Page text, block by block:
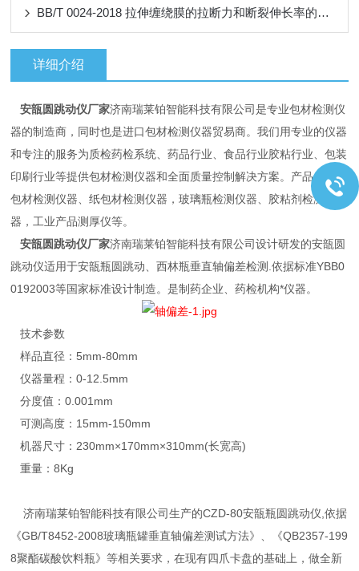
BB/T 0024-2018 拉伸缠绕膜的拉断力和断裂伸长率的测试方法
详细介绍
安瓿圆跳动仪厂家济南瑞莱铂智能科技有限公司是专业包材检测仪
器的制造商，同时也是进口包材检测仪器贸易商。我们用专业的仪器
和专注的服务为质检药检系统、药品行业、食品行业胶粘行业、包装
印刷行业等提供包材检测仪器和全面质量控制解决方案。产品包含药
包材检测仪器、纸包材检测仪器，玻璃瓶检测仪器、胶粘剂检测仪
器，工业产品测厚仪等。
安瓿圆跳动仪厂家济南瑞莱铂智能科技有限公司设计研发的安瓿圆
跳动仪适用于安瓿瓶圆跳动、西林瓶垂直轴偏差检测.依据标准YBB0
0192003等国家标准设计制造。是制药企业、药检机构*仪器。
技术参数
样品直径：5mm-80mm
仪器量程：0-12.5mm
分度值：0.001mm
可测高度：15mm-150mm
机器尺寸：230mm×170mm×310mm(长宽高)
重量：8Kg
济南瑞莱铂智能科技有限公司生产的CZD-80安瓿瓶圆跳动仪,依据
《GB/T8452-2008玻璃瓶罐垂直轴偏差测试方法》、《QB2357-199
8聚酯碳酸饮料瓶》等相关要求，在现有四爪卡盘的基础上，做全新